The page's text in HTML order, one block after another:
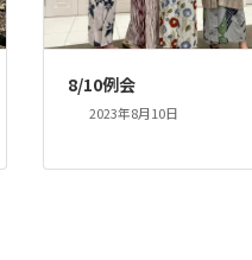
8/10例会
2023年8月10日